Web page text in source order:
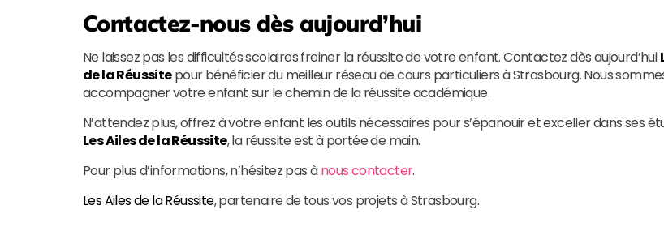
Contactez-nous dès aujourd’hui
Ne laissez pas les difficultés scolaires freiner la réussite de votre enfant. Contactez dès aujourd’hui
de la Réussitepour bénéficier du meilleur réseau de cours particuliers à Strasbourg. Nous
accompagner votre enfant sur le chemin de la réussite académique.
N’attendez plus, offrez à votre enfant les outils nécessaires pour s’épanouir et exceller dans ses
Les Ailes de la Réussite, la réussite est à portée de main.
Pour plus d’informations, n’hésitez pas ànous contacter.
Les Ailes de la Réussite, partenaire de tous vos projets à Strasbourg.